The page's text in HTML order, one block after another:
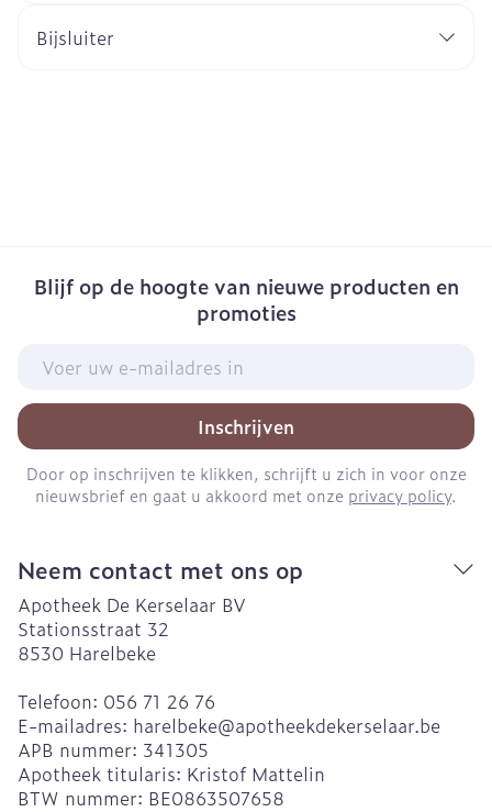
Bijsluiter
Blijf op de hoogte van nieuwe producten en
promoties
Inschrijven
Door op inschrijven te klikken, schrijft u zich in voor onze
nieuwsbrief en gaat u akkoord met onze privacy policy.
Neem contact met ons op
Apotheek De Kerselaar BV
Stationsstraat 32
8530 Harelbeke
Telefoon: 056 71 26 76
E-mailadres: harelbeke@apotheekdekerselaar.be
APB nummer: 341305
Apotheek titularis: Kristof Mattelin
BTW nummer: BE0863507658